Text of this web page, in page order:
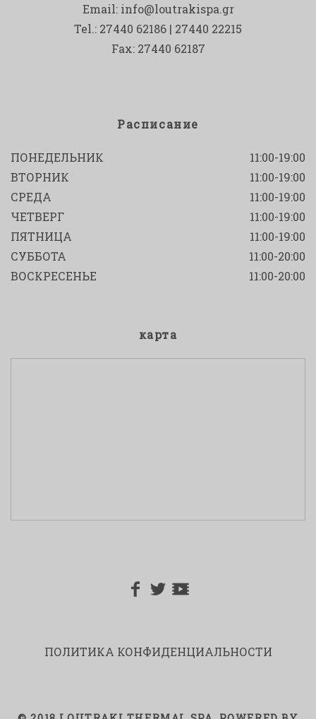
Email: info@loutrakispa.gr
Tel.: 27440 62186 | 27440 22215
Fax: 27440 62187
Расписание
ПОНЕДЕЛЬНИК
11:00-19:00
ВТОРНИК
11:00-19:00
СРЕДА
11:00-19:00
ЧЕТВЕРГ
11:00-19:00
ПЯТНИЦА
11:00-19:00
СУББОТА
11:00-20:00
ВОСКРЕСЕНЬЕ
11:00-20:00
карта
ПОЛИТИКА КОНФИДЕНЦИАЛЬНОСТИ